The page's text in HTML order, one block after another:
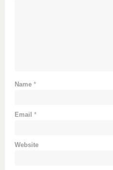
Name *
Email *
Website